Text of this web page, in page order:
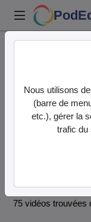
WEBTV
Chaîne
75 vidéos trouvées
Nous utilisons
(barre de
etc.), gérer la
trafic du